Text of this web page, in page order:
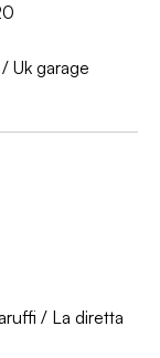
/ Uk garage
/ La diretta